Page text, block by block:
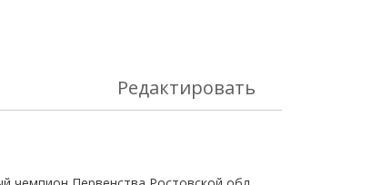
Редактировать